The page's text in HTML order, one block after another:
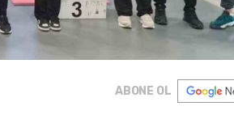
ABONE OL